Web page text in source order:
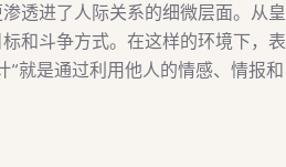
透进了人际关系的细微层面。从皇
和斗争方式。在这样的环境下，表
”就是通过利用他人的情感、情报和